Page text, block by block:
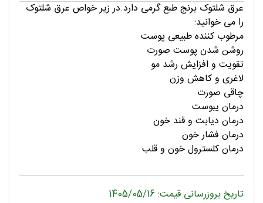
عرق شلتوک برنج طبع گرمی دارد.در زیر خواص عرق شلتوک
را می خوانید:
مرطوب کننده طبیعی پوست
روشن شدن پوست صورت
تقویت و افزایش رشد مو
لاغری و کاهش وزن
چاقی صورت
درمان یبوست
درمان دیابت و قند خون
درمان فشار خون
درمان کلسترول خون و قلب
تاریخ بروزرسانی قیمت: 1405/05/16